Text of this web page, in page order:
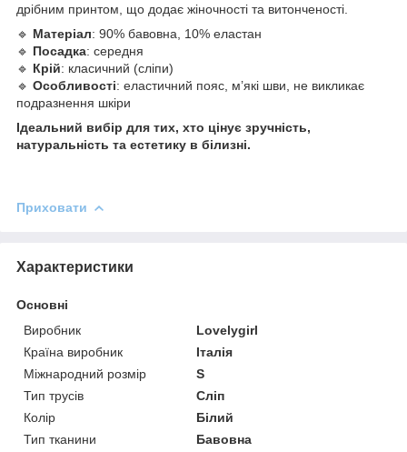
дрібним принтом, що додає жіночності та витонченості.
🔹 Матеріал: 90% бавовна, 10% еластан
🔹 Посадка: середня
🔹 Крій: класичний (сліпи)
🔹 Особливості: еластичний пояс, м’які шви, не викликає
подразнення шкіри
Ідеальний вибір для тих, хто цінує зручність,
натуральність та естетику в білизні.
Приховати
Характеристики
Основні
Виробник
Lovelygirl
Країна виробник
Італія
Міжнародний розмір
S
Тип трусів
Сліп
Колір
Білий
Тип тканини
Бавовна